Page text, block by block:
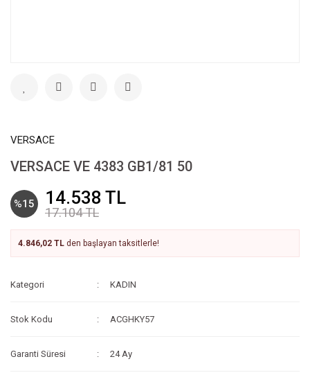
VERSACE
VERSACE VE 4383 GB1/81 50
%15 14.538 TL
17.104 TL
4.846,02 TL den başlayan taksitlerle!
Kategori KADIN
Stok Kodu ACGHKY57
Garanti Süresi 24 Ay